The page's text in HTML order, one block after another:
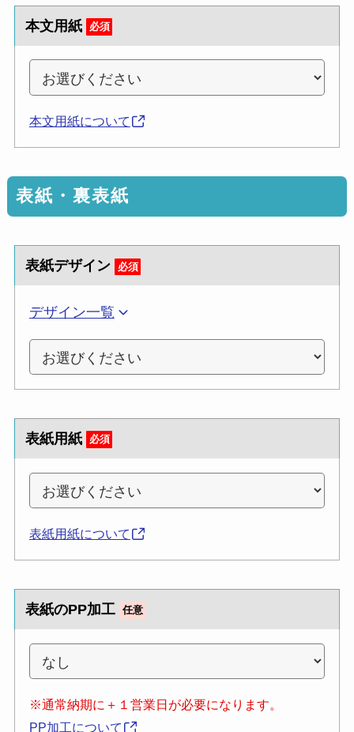
本文用紙 必須
本文用紙について
表紙・裏表紙
表紙デザイン 必須
デザイン一覧
表紙用紙 必須
表紙用紙について
表紙のPP加工 任意
※通常納期に＋１営業日が必要になります。
PP加工について